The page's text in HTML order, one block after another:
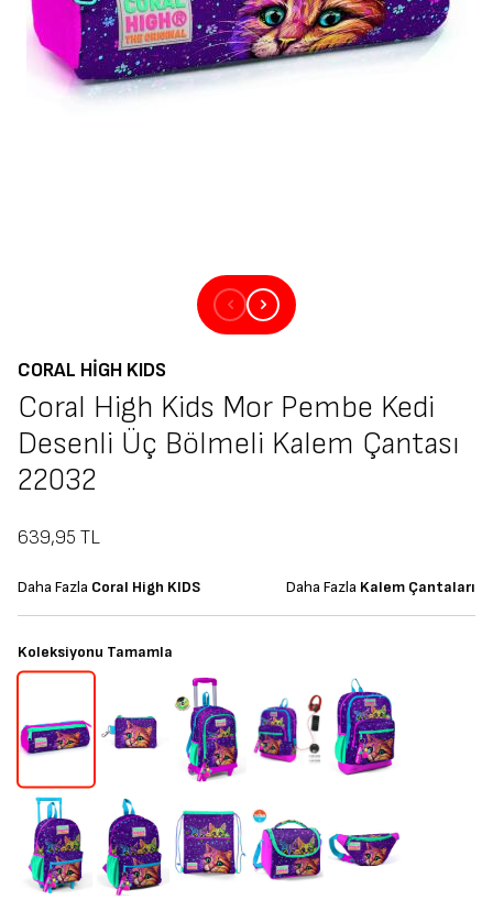
CORAL HIGH KIDS
Coral High Kids Mor Pembe Kedi
Desenli Üç Bölmeli Kalem Çantası
22032
639,95 TL
Daha Fazla Coral High KIDS Daha Fazla Kalem Çantaları
Koleksiyonu Tamamla